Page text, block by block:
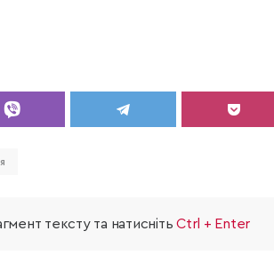
тексту та натиснітьCtrl + Enter